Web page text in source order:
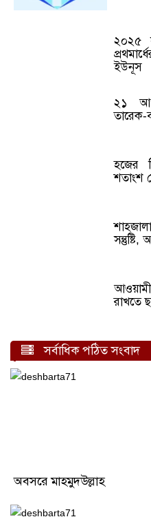
২০২৫
ইউনূস
২১
তারেক-
হজের
শতাংশ
রাখতে
সর্বাধিক পঠিত সংবাদ
অবসরে মাহমুদউল্লাহ